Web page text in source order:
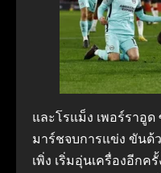
และโรแม็ง เพอร์ราอู
มาร์ชจบการแข่ง ขันด้
เพิ่ง เริ่มอุ่นเครื่องอีกค